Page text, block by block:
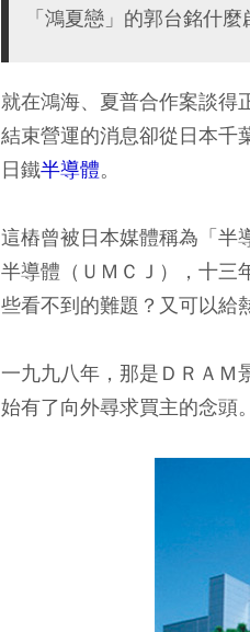
「鴻夏戀」的郭台銘什麼
就在鴻海、夏普合作案談得
結束營運的消息卻從日本千
日鐵半導體。
這樁曾被日本媒體稱為「半
半導體（ＵＭＣＪ），十三
些看不到的難題？又可以給
一九九八年，那是ＤＲＡＭ
始有了向外尋求買主的念頭。